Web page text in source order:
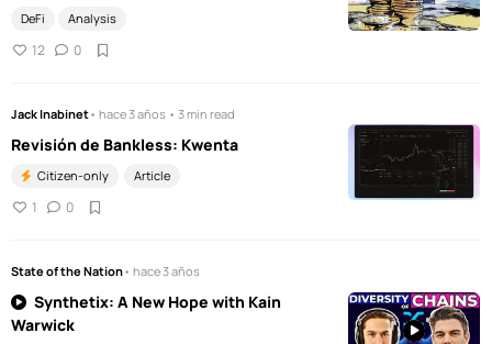
DeFi Analysis
12 0
Jack Inabinet• hace 3 años • 3 min read
Revisión de Bankless: Kwenta
Citizen-only Article
1 0
State of the Nation• hace 3 años
Synthetix: A New Hope with Kain
Warwick